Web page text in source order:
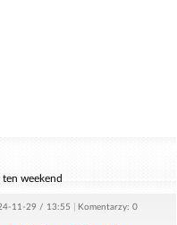
weekend
11-29 / 13:55 Komentarzy: 0